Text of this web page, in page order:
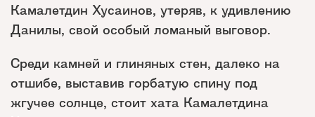
Камалетдин Хусаинов, утеряв, к удивлению
Данилы, свой особый ломаный выговор.
Среди камней и глиняных стен, далеко на
отшибе, выставив горбатую спину под
жгучее солнце, стоит хата Камалетдина